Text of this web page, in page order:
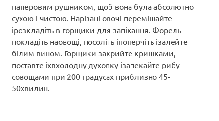
паперовим рушником, щоб вона була абсолютно
сухою і чистою. Нарізані овочі перемішайте
ірозкладіть в горщики для запікання. Форель
покладіть наовощі, посоліть іпоперчіть ізалейте
білим вином. Горщики закрийте кришками,
поставте іхвхолодну духовку ізапекайте рибу
совощами при 200 градусах приблизно 45-
50хвилин.